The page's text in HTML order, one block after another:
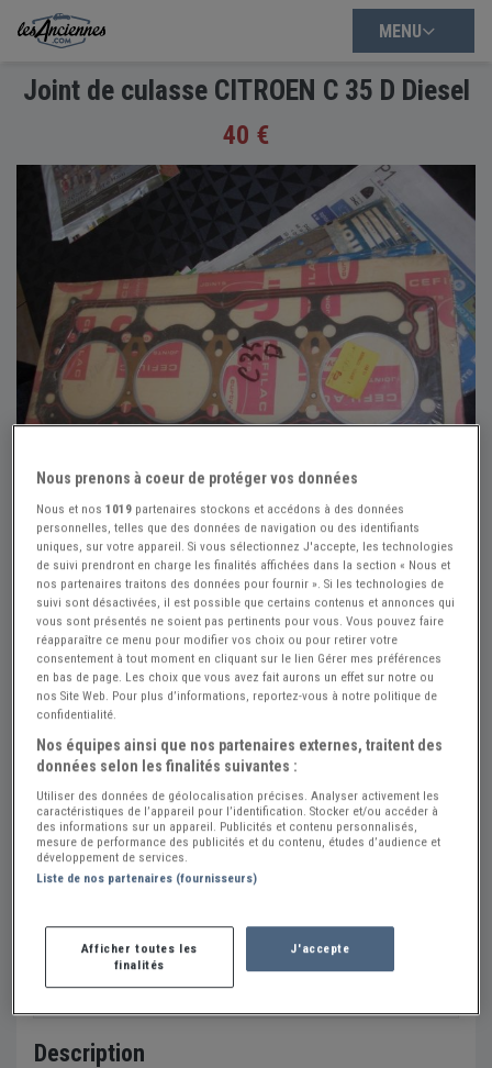
MENU
Joint de culasse CITROEN C 35 D Diesel
40 €
Réf : A672879 Actualisée le : 26/07/2026
Joint de culasse CITROEN C 35 D
Diesel
40 €
Vendeur Particulier
Gironde (33) - CARS (33390) Voir sur la carte
Envoyer un email
Description
Nous prenons à coeur de protéger vos données
Nous et nos1019 partenaires stockons et accédons à des données
personnelles, telles que des données de navigation ou des identifiants
uniques, sur votre appareil. Si vous sélectionnez J'accepte, les technologies
de suivi prendront en charge les finalités affichées dans la section « Nous et
nos partenaires traitons des données pour fournir ». Si les technologies de
suivi sont désactivées, il est possible que certains contenus et annonces qui
vous sont présentés ne soient pas pertinents pour vous. Vous pouvez faire
réapparaître ce menu pour modifier vos choix ou pour retirer votre
consentement à tout moment en cliquant sur le lien Gérer mes préférences
en bas de page. Les choix que vous avez fait aurons un effet sur notre ou
nos Site Web. Pour plus d’informations, reportez-vous à notre politique de
confidentialité.
Nos équipes ainsi que nos partenaires externes, traitent des
données selon les finalités suivantes :
Utiliser des données de géolocalisation précises. Analyser activement les
caractéristiques de l’appareil pour l’identification. Stocker et/ou accéder à
des informations sur un appareil. Publicités et contenu personnalisés,
mesure de performance des publicités et du contenu, études d’audience et
développement de services.
Liste de nos partenaires (fournisseurs)
Afficher toutes les
finalités
J'accepte